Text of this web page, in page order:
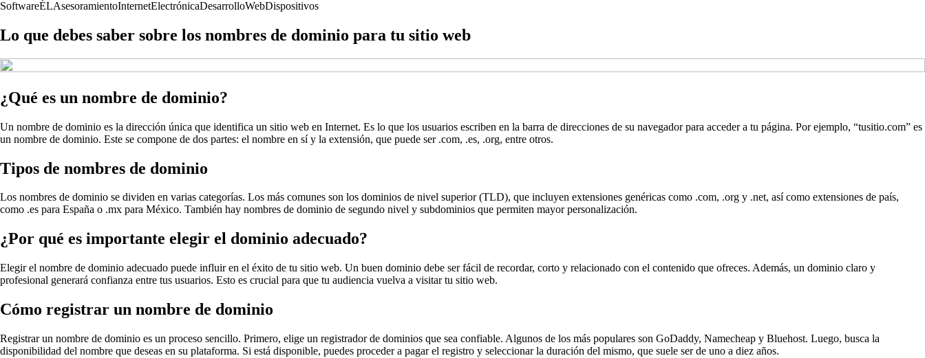
SoftwareÉLAsesoramientoInternetElectrónicaDesarrolloWebDispositivos
Lo que debes saber sobre los nombres de dominio para tu sitio web
¿Qué es un nombre de dominio?
Un nombre de dominio es la dirección única que identifica un sitio web en Internet. Es lo que los usuarios escriben en la barra de direcciones de su navegador para acceder a tu página. Por ejemplo, “tusitio.com” es
un nombre de dominio. Este se compone de dos partes: el nombre en sí y la extensión, que puede ser .com, .es, .org, entre otros.
Tipos de nombres de dominio
Los nombres de dominio se dividen en varias categorías. Los más comunes son los dominios de nivel superior (TLD), que incluyen extensiones genéricas como .com, .org y .net, así como extensiones de país,
como .es para España o .mx para México. También hay nombres de dominio de segundo nivel y subdominios que permiten mayor personalización.
¿Por qué es importante elegir el dominio adecuado?
Elegir el nombre de dominio adecuado puede influir en el éxito de tu sitio web. Un buen dominio debe ser fácil de recordar, corto y relacionado con el contenido que ofreces. Además, un dominio claro y
profesional generará confianza entre tus usuarios. Esto es crucial para que tu audiencia vuelva a visitar tu sitio web.
Cómo registrar un nombre de dominio
Registrar un nombre de dominio es un proceso sencillo. Primero, elige un registrador de dominios que sea confiable. Algunos de los más populares son GoDaddy, Namecheap y Bluehost. Luego, busca la
disponibilidad del nombre que deseas en su plataforma. Si está disponible, puedes proceder a pagar el registro y seleccionar la duración del mismo, que suele ser de uno a diez años.